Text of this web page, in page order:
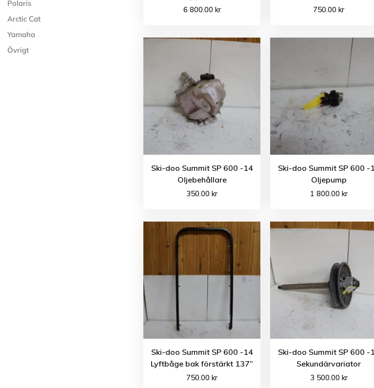
Polaris
Arctic Cat
Yamaha
Övrigt
6 800.00 kr 750.00kr
Ski-doo Summit SP 600 -14
Oljebehållare
350.00kr
Ski-doo Summit SP 600 -
Oljepump
1 800.00 kr
Ski-doo Summit SP 600 -14
Lyftbåge bak förstärkt 137”
750.00kr
Ski-doo Summit SP 600 -
Sekundärvariator
3 500.00 kr